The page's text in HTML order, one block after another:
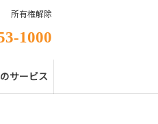
1000
サービス
所有権解除